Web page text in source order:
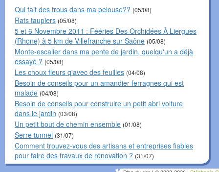
Qui fait des trous dans ma pelouse?? (05/08)
Rats taupiers (05/08)
5 et 6 Novembre 2011 : Fééries Des Orchidées À Liergues
(Rhone) à 5 km de Villefranche sur Saône (05/08)
Monte-escalier dans ma pente de jardin, quelqu'un a déjà
essayé ? (05/08)
Les choux fleurs q'avec des feuilles (04/08)
Besoin de conseils pour un amandier ferragnes qui est
malade (04/08)
Besoin de conseils pour construire un petit abri voiture
dans le jardin (03/08)
Un petit bout de chemin ensemble (01/08)
Serre tunnel (31/07)
Comment trouvez-vous des artisans et entreprises fiables
pour faire des travaux de rénovation ? (31/07)